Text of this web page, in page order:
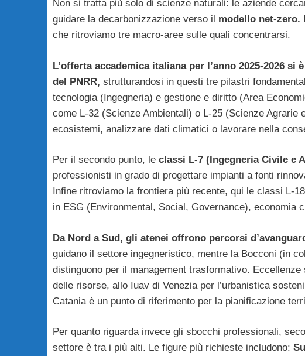
Non si tratta più solo di scienze naturali: le aziende
guidare la decarbonizzazione verso il modello net-zero.
che ritroviamo tre macro-aree sulle quali concentrarsi.
L’offerta accademica italiana per l’anno 2025-2026
del PNRR, strutturandosi in questi tre pilastri
tecnologia (Ingegneria) e gestione e diritto (Area
come L-32 (Scienze Ambientali) o L-25 (Scienze
ecosistemi, analizzare dati climatici o lavorare nella
Per il secondo punto, leclassi L-7 (Ingegneria Civile e
professionisti in grado di progettare impianti a fonti
Infine ritroviamo la frontiera più recente, qui le classi L-
in ESG (Environmental, Social, Governance), economia
Da Nord a Sud, gli atenei offrono percorsi
guidano il settore ingegneristico, mentre la Bocconi (in
distinguono per il management trasformativo.
delle risorse, allo Iuav di Venezia per l’urbanistica
Catania è un punto di riferimento per la pianificazione
Per quanto riguarda invece gli sbocchi professionali,
settore è tra i più alti. Le figure più richieste includono: